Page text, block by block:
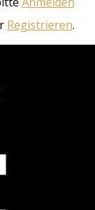
Registrieren.